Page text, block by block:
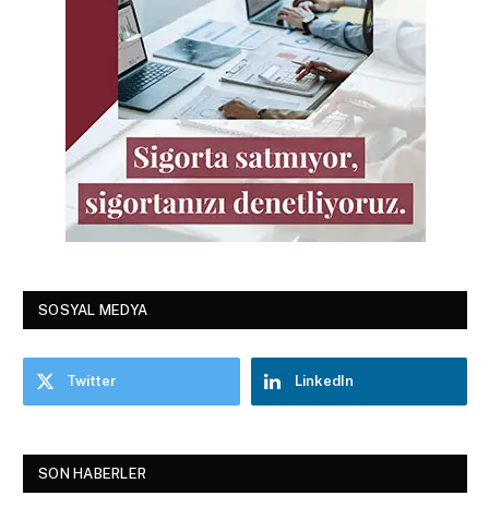
SOSYAL MEDYA
Twitter LinkedIn
SON HABERLER